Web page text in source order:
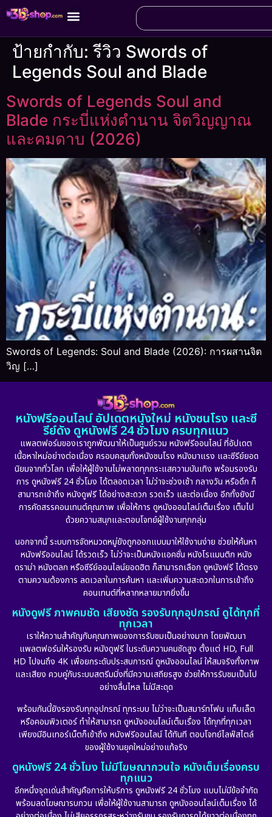
ป้ายกำกับ:รีวิว Swords of
Legends Soul and Blade
Swords of Legends Soul and
Blade กระบี่แห่งตำนาน จิตวิญญาณ
และคมดาบ (2026)
Swords of Legends: Soul and Blade (2026): การผสานจิต
วิญ […]
หนังฟรีออนไลน์ อัปเดตหนังใหม่ หนังชนโรง และซี
รีย์ดัง ดูหนังฟรี 24 ชั่วโมง ครบทุกแนว
แพลตฟอร์มของเราถูกพัฒนาให้เป็นศูนย์รวม หนังฟรีออนไลน์ ที่อัปเดต
เนื้อหาใหม่อย่างต่อเนื่อง ครอบคลุมทั้งหนังชนโรง หนังมาแรง และซีรีย์ยอด
นิยมจากทั่วโลก เพื่อให้ผู้ใช้งานไม่พลาดทุกกระแสความบันเทิง พร้อมรองรับ
การ ดูหนังฟรี 24 ชั่วโมง ได้ตลอดเวลา ไม่ว่าจะช่วงเช้า กลางวัน หรือดึก ก็
สามารถเข้าถึง หนังดูฟรี ได้อย่างสะดวก รวดเร็ว และต่อเนื่อง อีกทั้งยังมี
การคัดสรรคอนเทนต์คุณภาพ เพื่อให้การ ดูหนังออนไลน์เต็มเรื่อง เต็มไป
ด้วยความสนุกและตอบโจทย์ผู้ใช้งานทุกกลุ่ม
นอกจากนี้ ระบบการจัดหมวดหมู่ยังถูกออกแบบมาให้ใช้งานง่าย ช่วยให้ค้นหา
หนังฟรีออนไลน์ ได้รวดเร็ว ไม่ว่าจะเป็นหนังแอคชั่น หนังโรแมนติก หนัง
ดราม่า หนังตลก หรือซีรีย์ออนไลน์ยอดฮิต ก็สามารถเลือก ดูหนังฟรี ได้ตรง
ตามความต้องการ ลดเวลาในการค้นหา และเพิ่มความสะดวกในการเข้าถึง
คอนเทนต์ที่หลากหลายมากยิ่งขึ้น
หนังดูฟรี ภาพคมชัด เสียงชัด รองรับทุกอุปกรณ์ ดูได้ทุกที่
ทุกเวลา
เราให้ความสำคัญกับคุณภาพของการรับชมเป็นอย่างมาก โดยพัฒนา
แพลตฟอร์มให้รองรับ หนังดูฟรี ในระดับความคมชัดสูง ตั้งแต่ HD, Full
HD ไปจนถึง 4K เพื่อยกระดับประสบการณ์ ดูหนังออนไลน์ ให้สมจริงทั้งภาพ
และเสียง ควบคู่กับระบบสตรีมมิ่งที่มีความเสถียรสูง ช่วยให้การรับชมเป็นไป
อย่างลื่นไหล ไม่มีสะดุด
พร้อมกันนี้ยังรองรับทุกอุปกรณ์ ทุกระบบ ไม่ว่าจะเป็นสมาร์ทโฟน แท็บเล็ต
หรือคอมพิวเตอร์ ทำให้สามารถ ดูหนังออนไลน์เต็มเรื่อง ได้ทุกที่ทุกเวลา
เพียงมีอินเทอร์เน็ตก็เข้าถึง หนังฟรีออนไลน์ ได้ทันที ตอบโจทย์ไลฟ์สไตล์
ของผู้ใช้งานยุคใหม่อย่างแท้จริง
ดูหนังฟรี 24 ชั่วโมง ไม่มีโฆษณากวนใจ หนังเต็มเรื่องครบ
ทุกแนว
อีกหนึ่งจุดเด่นสำคัญคือการให้บริการ ดูหนังฟรี 24 ชั่วโมง แบบไม่มีข้อจำกัด
พร้อมลดโฆษณารบกวน เพื่อให้ผู้ใช้งานสามารถ ดูหนังออนไลน์เต็มเรื่อง ได้